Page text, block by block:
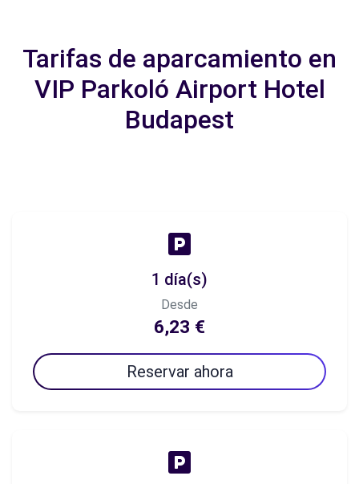
Tarifas de aparcamiento en
VIP Parkoló Airport Hotel
Budapest
1 día(s)
Desde
6,23 €
Reservar ahora